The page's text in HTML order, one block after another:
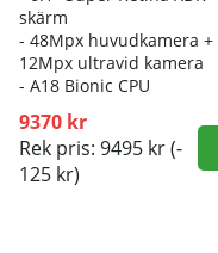
skärm
- 48Mpx huvudkamera +
12Mpx ultravid kamera
- A18 Bionic CPU
9370 kr
Rek pris: 9495 kr(-
125 kr)